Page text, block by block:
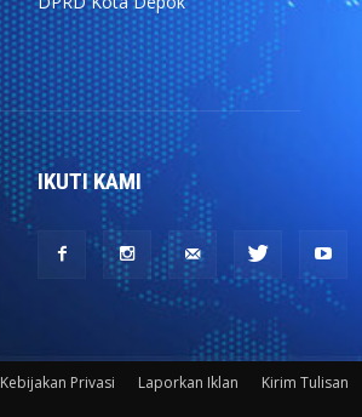
IKUTI KAMI
Kebijakan Privasi Laporkan Iklan Kirim Tulisan